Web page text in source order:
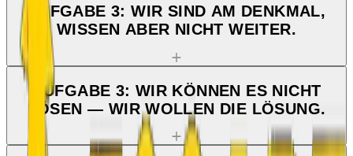
AUFGABE 3: WIR SIND AM DENKMAL,
WISSEN ABER NICHT WEITER.
AUFGABE 3: WIR KÖNNEN ES NICHT
LÖSEN — WIR WOLLEN DIE LÖSUNG.